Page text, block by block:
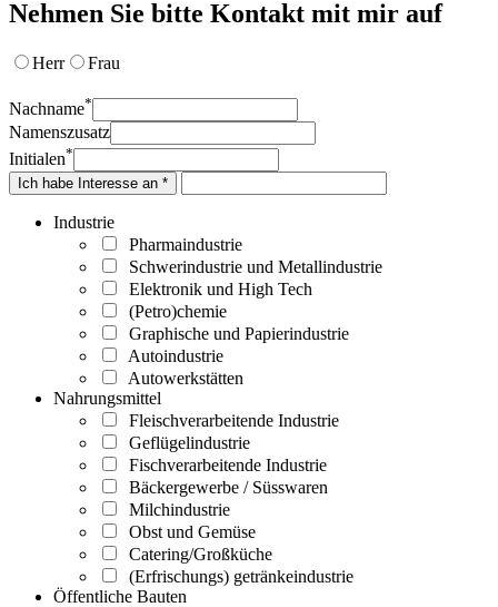
Nehmen Sie bitte Kontakt mit mir auf
Herr Frau
Nachname*
Namenszusatz
Initialen*
Ich habe Interesse an *
Industrie
Pharmaindustrie
Schwerindustrie und Metallindustrie
Elektronik und High Tech
(Petro)chemie
Graphische und Papierindustrie
Autoindustrie
Autowerkstätten
Nahrungsmittel
Fleischverarbeitende Industrie
Geflügelindustrie
Fischverarbeitende Industrie
Bäckergewerbe / Süsswaren
Milchindustrie
Obst und Gemüse
Catering/Großküche
(Erfrischungs) getränkeindustrie
Öffentliche Bauten